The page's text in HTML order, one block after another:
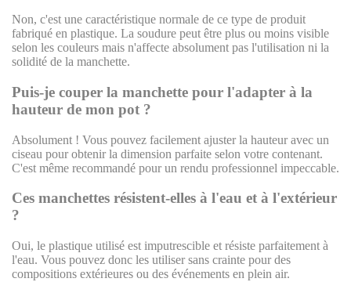
Non, c'est une caractéristique normale de ce type de produit
fabriqué en plastique. La soudure peut être plus ou moins visible
selon les couleurs mais n'affecte absolument pas l'utilisation ni la
solidité de la manchette.
Puis-je couper la manchette pour l'adapter à la
hauteur de mon pot ?
Absolument ! Vous pouvez facilement ajuster la hauteur avec un
ciseau pour obtenir la dimension parfaite selon votre contenant.
C'est même recommandé pour un rendu professionnel impeccable.
Ces manchettes résistent-elles à l'eau et à l'extérieur
?
Oui, le plastique utilisé est imputrescible et résiste parfaitement à
l'eau. Vous pouvez donc les utiliser sans crainte pour des
compositions extérieures ou des événements en plein air.